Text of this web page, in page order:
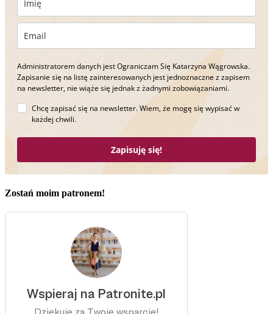
Administratorem danych jest Ograniczam Się Katarzyna Wągrowska.
Zapisanie się na listę zainteresowanych jest jednoznaczne z zapisem
na newsletter, nie wiąże się jednak z żadnymi zobowiązaniami.
Chcę zapisać się na newsletter. Wiem, że mogę się wypisać w
każdej chwili.
Zapisuję się!
Zostań moim patronem!